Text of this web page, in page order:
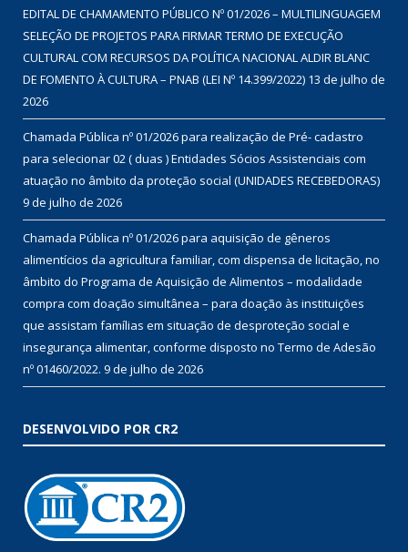
EDITAL DE CHAMAMENTO PÚBLICO Nº 01/2026 – MULTILINGUAGEM
SELEÇÃO DE PROJETOS PARA FIRMAR TERMO DE EXECUÇÃO
CULTURAL COM RECURSOS DA POLÍTICA NACIONAL ALDIR BLANC
DE FOMENTO À CULTURA – PNAB (LEI Nº 14.399/2022) 13 de julho de
2026
Chamada Pública nº 01/2026 para realização de Pré- cadastro
para selecionar 02 ( duas ) Entidades Sócios Assistenciais com
atuação no âmbito da proteção social (UNIDADES RECEBEDORAS)
9 de julho de 2026
Chamada Pública nº 01/2026 para aquisição de gêneros
alimentícios da agricultura familiar, com dispensa de licitação, no
âmbito do Programa de Aquisição de Alimentos – modalidade
compra com doação simultânea – para doação às instituições
que assistam famílias em situação de desproteção social e
insegurança alimentar, conforme disposto no Termo de Adesão
nº 01460/2022. 9 de julho de 2026
DESENVOLVIDO POR CR2